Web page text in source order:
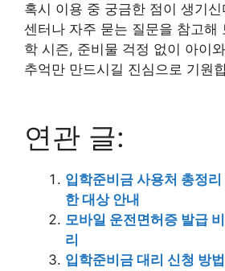
혹시 이용 중 궁금한 점이 생기
센터나 자주 묻는 질문을 참고해
학 시즌, 준비물 걱정 없이 아이
추억만 만드시길 진심으로 기원
연관 글:
입학준비금 사용처 총정리
한 대상 안내
모바일 운전면허증 발급
리
입학준비금 대리 신청 방